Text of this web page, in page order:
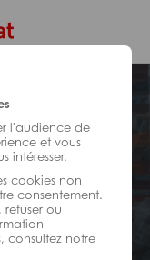
l'audience de
et vous
intéresser.
cookies non
consentement.
ou
consultez notre
H/F –